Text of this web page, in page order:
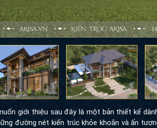
giới thiệu sau đây là một bản thiết kế
đường nét kiến trúc khỏe khoắn và ấn